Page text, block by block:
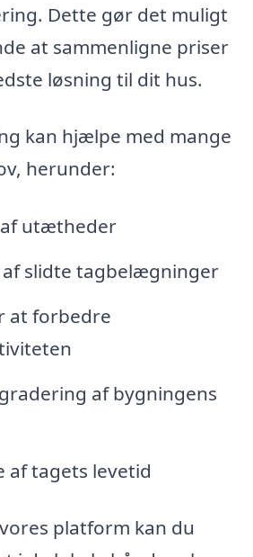
Dette gør det muligt
at sammenligne priser
løsning til dit hus.
kan hjælpe med mange
herunder:
utætheder
slidte tagbelægninger
at forbedre
af bygningens
af tagets levetid
platform kan du